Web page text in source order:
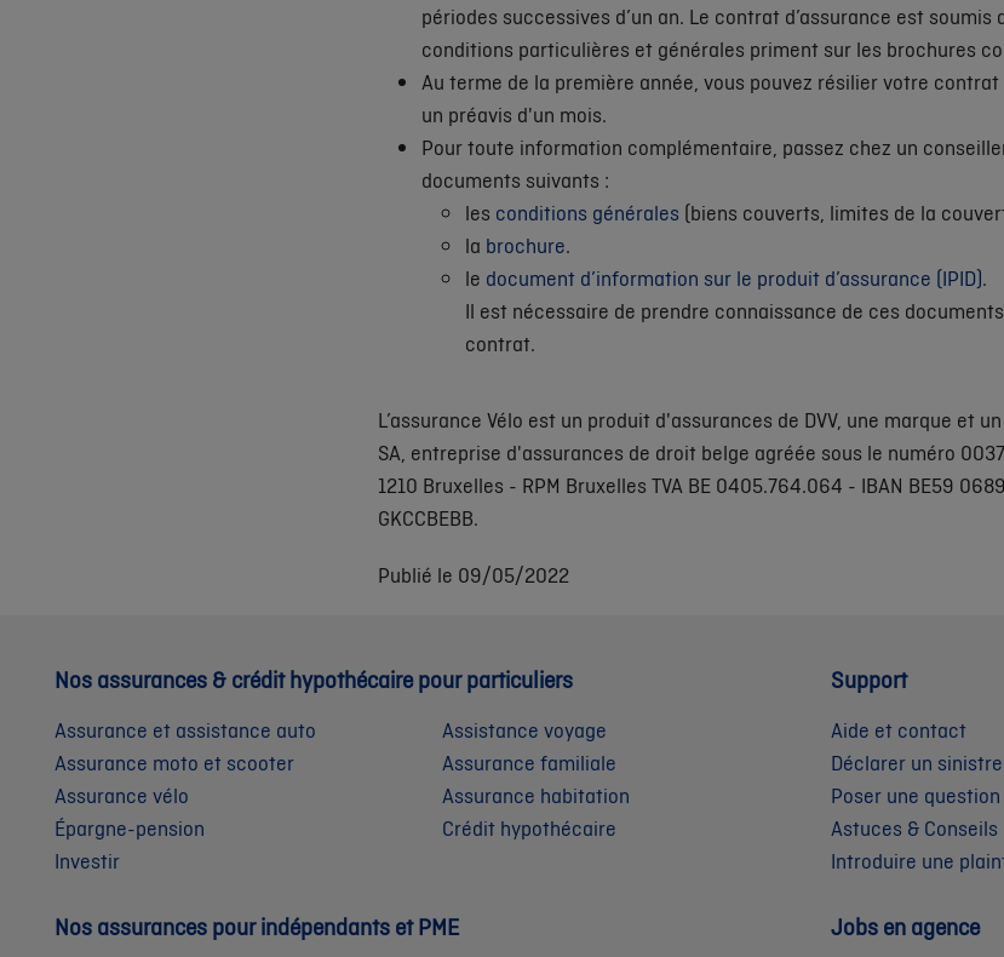
périodes successives d’un an. Le contrat d’assurance est soumis
conditions particulières et générales priment sur les brochures
Au terme de la première année, vous pouvez résilier votre
un préavis d'un mois.
Pour toute information complémentaire, passez chez un
documents suivants :
les conditions générales (biens couverts, limites de la
la brochure.
le document d’information sur le produit d’assurance (IPID).
Il est nécessaire de prendre connaissance de ces
contrat.
L’assurance Vélo est un produit d'assurances de DVV, une marque et
SA, entreprise d'assurances de droit belge agréée sous le numéro 0037
1210 Bruxelles - RPM Bruxelles TVA BE 0405.764.064 - IBAN BE59
GKCCBEBB.
Publié le 09/05/2022
Nos assurances & crédit hypothécaire pour particuliers
Assurance et assistance auto
Assistance voyage
Assurance moto et scooter
Assurance familiale
Assurance vélo
Assurance habitation
Épargne-pension
Crédit hypothécaire
Investir
Nos assurances pour indépendants et PME
Support
Aide et contact
Déclarer un sinistre
Poser une question
Astuces & Conseils
Introduire une
Jobs en agence